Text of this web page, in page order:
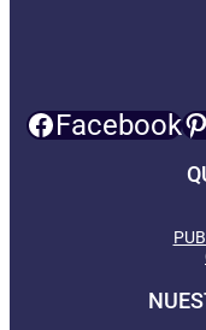
Facebook